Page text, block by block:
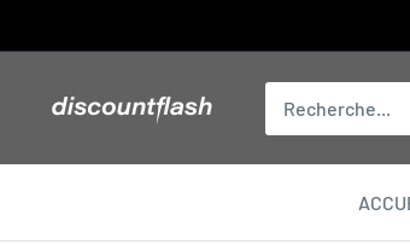
au
Discount